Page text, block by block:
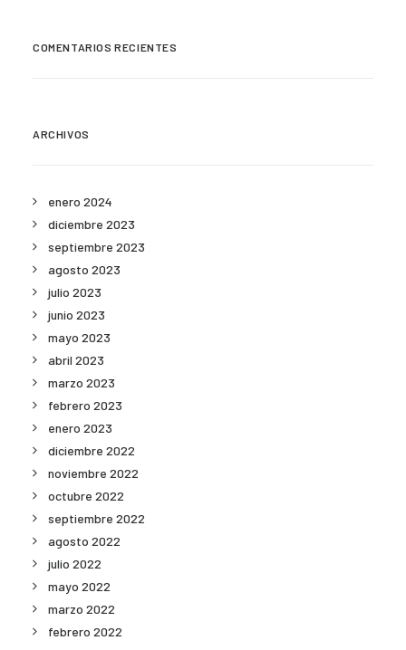
COMENTARIOS RECIENTES
ARCHIVOS
enero 2024
diciembre 2023
septiembre 2023
agosto 2023
julio 2023
junio 2023
mayo 2023
abril 2023
marzo 2023
febrero 2023
enero 2023
diciembre 2022
noviembre 2022
octubre 2022
septiembre 2022
agosto 2022
julio 2022
mayo 2022
marzo 2022
febrero 2022